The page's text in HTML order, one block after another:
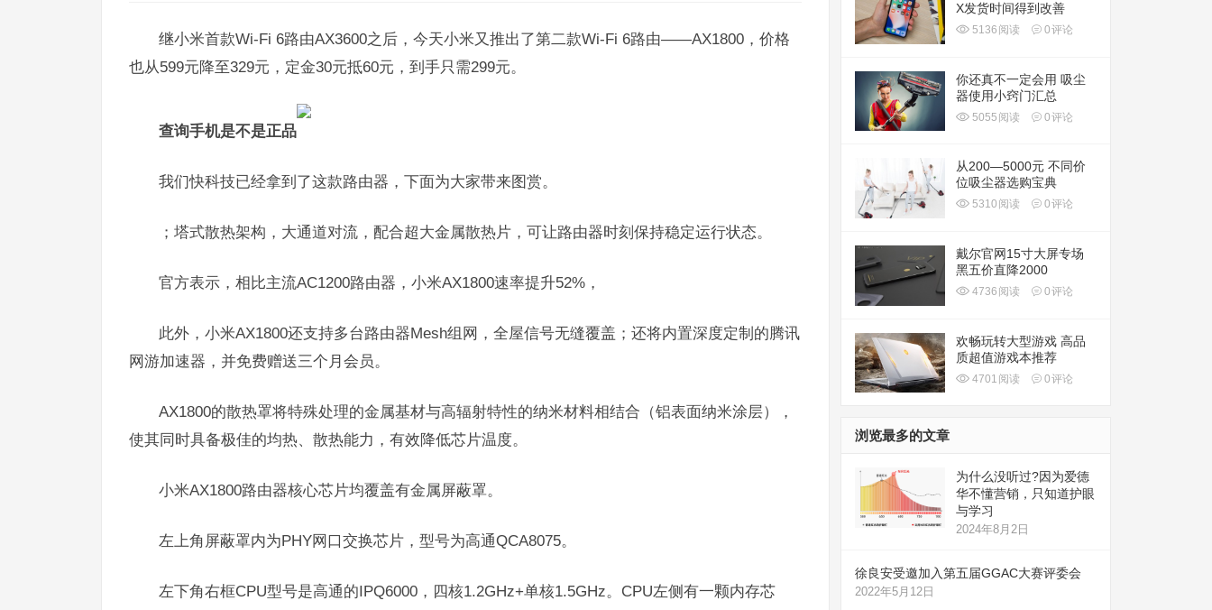
继小米首款Wi-Fi 6路由AX3600之后，今天小米又推出了第二款Wi-Fi 6路由——AX1800，价格
也从599元降至329元，定金30元抵60元，到手只需299元。
查询手机是不是正品
我们快科技已经拿到了这款路由器，下面为大家带来图赏。
；塔式散热架构，大通道对流，配合超大金属散热片，可让路由器时刻保持稳定运行状态。
官方表示，相比主流AC1200路由器，小米AX1800速率提升52%，
此外，小米AX1800还支持多台路由器Mesh组网，全屋信号无缝覆盖；还将内置深度定制的腾讯
网游加速器，并免费赠送三个月会员。
AX1800的散热罩将特殊处理的金属基材与高辐射特性的纳米材料相结合（铝表面纳米涂层），
使其同时具备极佳的均热、散热能力，有效降低芯片温度。
小米AX1800路由器核心芯片均覆盖有金属屏蔽罩。
左上角屏蔽罩内为PHY网口交换芯片，型号为高通QCA8075。
左下角右框CPU型号是高通的IPQ6000，四核1.2GHz+单核1.5GHz。CPU左侧有一颗内存芯
X发货时间得到改善
5136 阅读 0评论
你还真不一定会用 吸尘
器使用小窍门汇总
5055 阅读 0评论
从200—5000元 不同价
位吸尘器选购宝典
5310 阅读 0评论
戴尔官网15寸大屏专场
黑五价直降2000
4736 阅读 0评论
欢畅玩转大型游戏 高品
质超值游戏本推荐
4701 阅读 0评论
浏览最多的文章
为什么没听过?因为爱德
华不懂营销，只知道护眼
与学习
2024年8月2日
徐良安受邀加入第五届GGAC大赛评委会
2022年5月12日